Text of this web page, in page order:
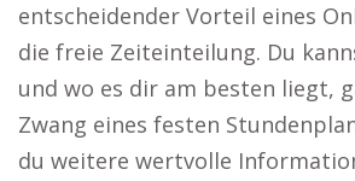
entscheidender Vorteil eines
die freie Zeiteinteilung. Du
und wo es dir am besten liegt,
Zwang eines festen
du weitere wertvolle